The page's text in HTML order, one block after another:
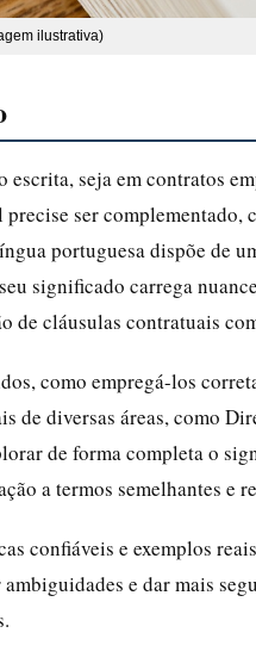
ilustrativa)
seja em contratos
ser
portuguesa dispõe de
significado carrega
de cláusulas contratuais
como empregá-los
de diversas áreas, como
de forma completa o
a termos semelhantes e
confiáveis e exemplos
e dar mais